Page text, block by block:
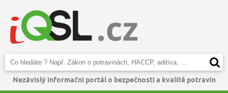
Nezávislý informační portál o bezpečnosti a kvalitě potravin